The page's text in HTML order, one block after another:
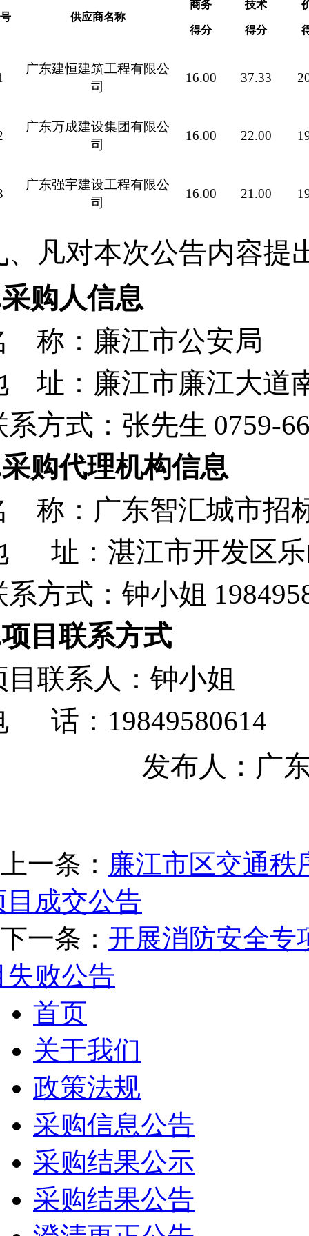
供应商名称
商务
得分
技术
得分
广东建恒建筑工程有限公
司
16.00 37.33
广东万成建设集团有限公
司
16.00 22.00
广东强宇建设工程有限公
司
16.00 21.00
、凡对本次公告内容提
购人信息
称：廉江市公安局
址：廉江市廉江大道
系方式：张先生 0759-
购代理机构信息
称：广东智汇城市招
址：湛江市开发区
系方式： 钟小姐
目联系方式
目联系人： 钟小姐
话： 19849580614
发布人：广
上一条： 廉江市区交通秩
目成交公告
下一条： 开展消防安全专
失败公告
首页
关于我们
政策法规
采购信息公告
采购结果公示
采购结果公告